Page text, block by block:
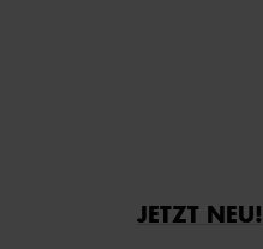
JETZT NEU!